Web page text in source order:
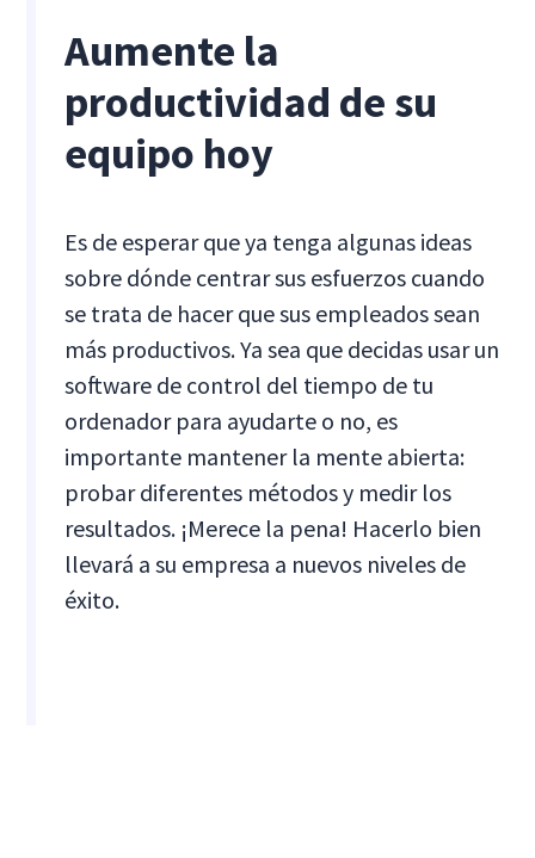
Aumente la
productividad de su
equipo hoy
Es de esperar que ya tenga algunas ideas
sobre dónde centrar sus esfuerzos cuando
se trata de hacer que sus empleados sean
más productivos. Ya sea que decidas usar un
software de control del tiempo de tu
ordenador para ayudarte o no, es
importante mantener la mente abierta:
probar diferentes métodos y medir los
resultados. ¡Merece la pena! Hacerlo bien
llevará a su empresa a nuevos niveles de
éxito.